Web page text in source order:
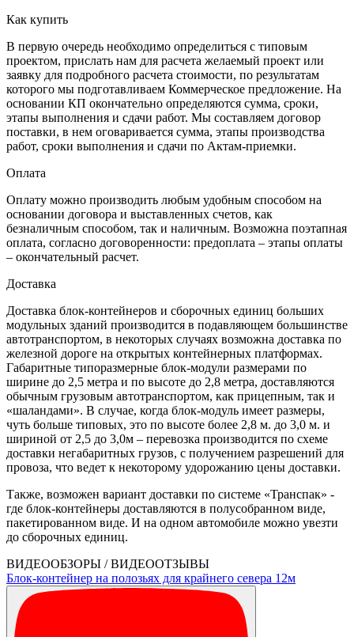
Как купить
В первую очередь необходимо определиться с типовым
проектом, прислать нам для расчета желаемый проект или
заявку для подробного расчета стоимости, по результатам
которого мы подготавливаем Коммерческое предложение. На
основании КП окончательно определяются сумма, сроки,
этапы выполнения и сдачи работ. Мы составляем договор
поставки, в нем оговаривается сумма, этапы производства
работ, сроки выполнения и сдачи по Актам-приемки.
Оплата
Оплату можно производить любым удобным способом на
основании договора и выставленных счетов, как
безналичным способом, так и наличным. Возможна поэтапная
оплата, согласно договоренности: предоплата – этапы оплаты
– окончательный расчет.
Доставка
Доставка блок-контейнеров и сборочных единиц больших
модульных зданий производится в подавляющем большинстве
автотранспортом, в некоторых случаях возможна доставка по
железной дороге на открытых контейнерных платформах.
Габаритные типоразмерные блок-модули размерами по
ширине до 2,5 метра и по высоте до 2,8 метра, доставляются
обычным грузовым автотранспортом, как прицепным, так и
«шаландами». В случае, когда блок-модуль имеет размеры,
чуть больше типовых, это по высоте более 2,8 м. до 3,0 м. и
шириной от 2,5 до 3,0м – перевозка производится по схеме
доставки негабаритных грузов, с получением разрешений для
провоза, что ведет к некоторому удорожанию цены доставки.
Также, возможен вариант доставки по системе «Транспак» -
где блок-контейнеры доставляются в полусобранном виде,
пакетированном виде. И на одном автомобиле можно увезти
до сборочных единиц.
ВИДЕООБЗОРЫ / ВИДЕООТЗЫВЫ
Блок-контейнер на полозьях для крайнего севера 12м